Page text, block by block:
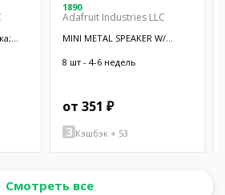
1890
Adafruit Industries LLC
MINI METAL SPEAKER W/
8 шт - 4-6 недель
от 351 ₽
Кэшбэк + 53
Смотреть все